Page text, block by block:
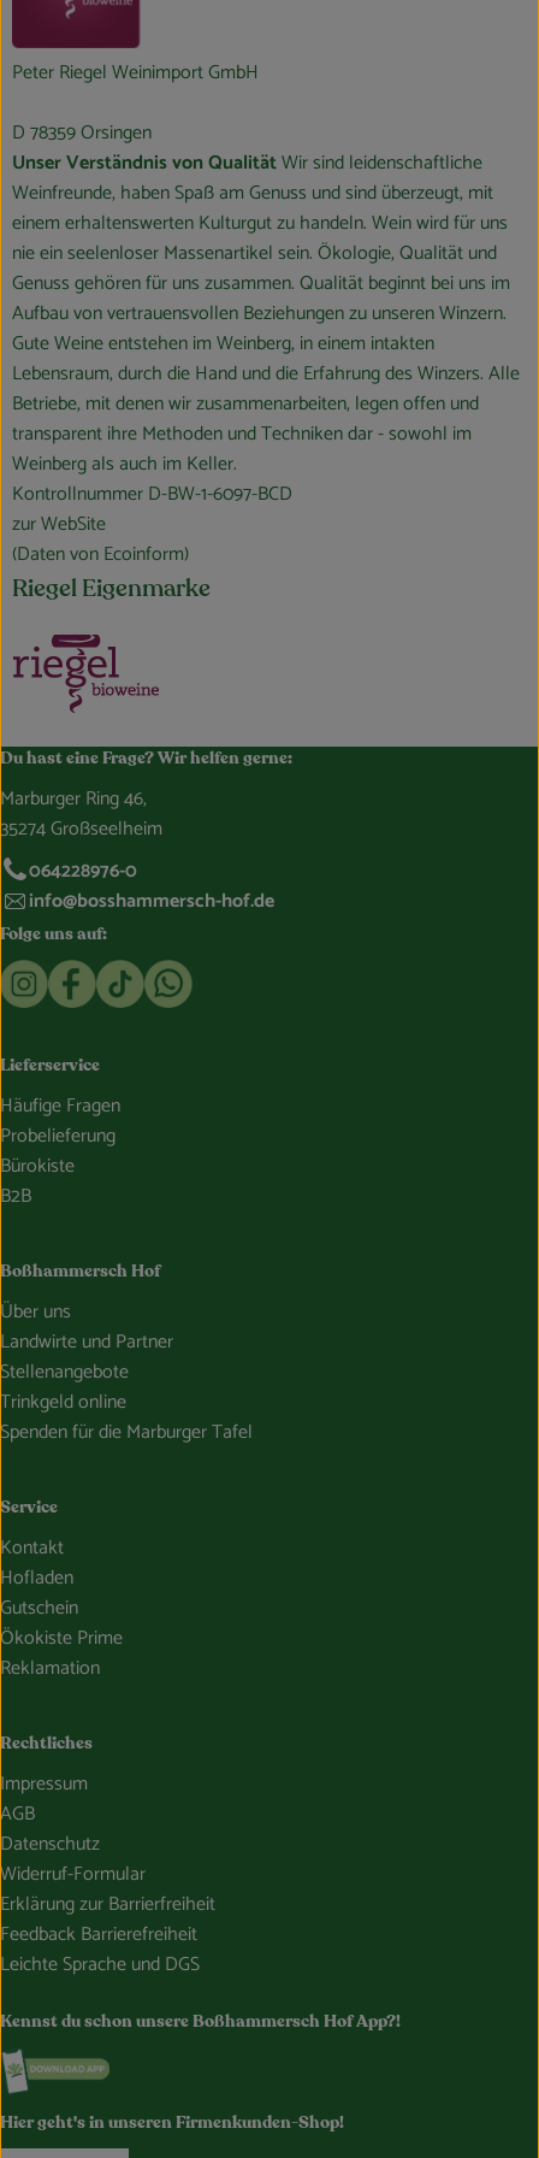
Peter Riegel Weinimport GmbH
D 78359 Orsingen
Unser Verständnis von QualitätWir sind leidenschaftliche
Weinfreunde, haben Spaß am Genuss und sind überzeugt, mit
einem erhaltenswerten Kulturgut zu handeln. Wein wird für uns
nie ein seelenloser Massenartikel sein. Ökologie, Qualität und
Genuss gehören für uns zusammen. Qualität beginnt bei uns im
Aufbau von vertrauensvollen Beziehungen zu unseren Winzern.
Gute Weine entstehen im Weinberg, in einem intakten
Lebensraum, durch die Hand und die Erfahrung des Winzers. Alle
Betriebe, mit denen wir zusammenarbeiten, legen offen und
transparent ihre Methoden und Techniken dar - sowohl im
Weinberg als auch im Keller.
Kontrollnummer D-BW-1-6097-BCD
zur WebSite
(Daten von Ecoinform)
Riegel Eigenmarke
Du hast eine Frage? Wir helfen gerne:
Marburger Ring 46,
35274 Großseelheim
064228976-0
info@bosshammersch-hof.de
Folge uns auf:
Externer Link zu https://www.instagram.com/
Externer Link zu https://www.facebook.com/
Externer Link zu https://www.tiktok.com/
Externer Link zu https://whatsapp.com/
Lieferservice
Häufige Fragen
Probelieferung
Bürokiste
B2B
Boßhammersch Hof
Über uns
Landwirte und Partner
Stellenangebote
Trinkgeld online
Spenden für die Marburger Tafel
Service
Kontakt
Hofladen
Gutschein
Ökokiste Prime
Reklamation
Rechtliches
Impressum
AGB
Datenschutz
Widerruf-Formular
Erklärung zur Barrierfreiheit
Feedback Barrierefreiheit
Leichte Sprache und DGS
Kennst du schon unsere Boßhammersch Hof App?!
Externer Link zu https://www.bosshammersch-
Hier geht's in unseren Firmenkunden-Shop!